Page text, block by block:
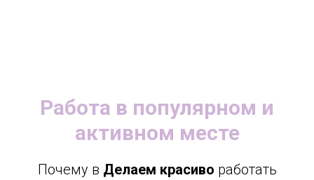
Работа в популярном и
активном месте
Почему в Делаем красиво работать